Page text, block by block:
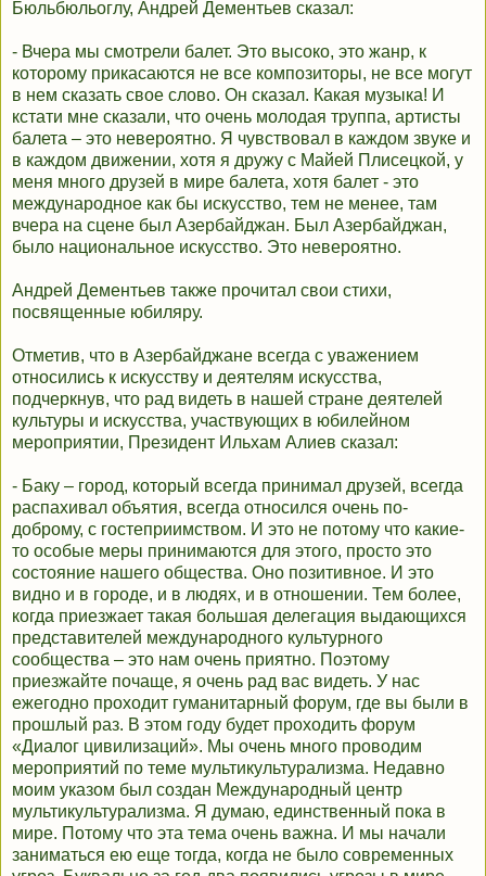
Бюльбюльоглу, Андрей Дементьев сказал:
- Вчера мы смотрели балет. Это высоко, это жанр, к
которому прикасаются не все композиторы, не все могут
в нем сказать свое слово. Он сказал. Какая музыка! И
кстати мне сказали, что очень молодая труппа, артисты
балета – это невероятно. Я чувствовал в каждом звуке и
в каждом движении, хотя я дружу с Майей Плисецкой, у
меня много друзей в мире балета, хотя балет - это
международное как бы искусство, тем не менее, там
вчера на сцене был Азербайджан. Был Азербайджан,
было национальное искусство. Это невероятно.
Андрей Дементьев также прочитал свои стихи,
посвященные юбиляру.
Отметив, что в Азербайджане всегда с уважением
относились к искусству и деятелям искусства,
подчеркнув, что рад видеть в нашей стране деятелей
культуры и искусства, участвующих в юбилейном
мероприятии, Президент Ильхам Алиев сказал:
- Баку – город, который всегда принимал друзей, всегда
распахивал объятия, всегда относился очень по-
доброму, с гостеприимством. И это не потому что какие-
то особые меры принимаются для этого, просто это
состояние нашего общества. Оно позитивное. И это
видно и в городе, и в людях, и в отношении. Тем более,
когда приезжает такая большая делегация выдающихся
представителей международного культурного
сообщества – это нам очень приятно. Поэтому
приезжайте почаще, я очень рад вас видеть. У нас
ежегодно проходит гуманитарный форум, где вы были в
прошлый раз. В этом году будет проходить форум
«Диалог цивилизаций». Мы очень много проводим
мероприятий по теме мультикультурализма. Недавно
моим указом был создан Международный центр
мультикультурализма. Я думаю, единственный пока в
мире. Потому что эта тема очень важна. И мы начали
заниматься ею еще тогда, когда не было современных